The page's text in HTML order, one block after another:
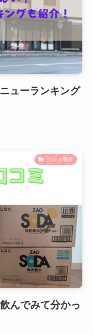
ューランキング
グルメ情報
んでみて分かっ